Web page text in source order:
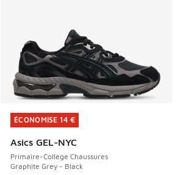
ÉCONOMISE 14 €
Asics GEL-NYC
Primaire-College Chaussures
Graphite Grey - Black
ÉCONOMISE 14 €